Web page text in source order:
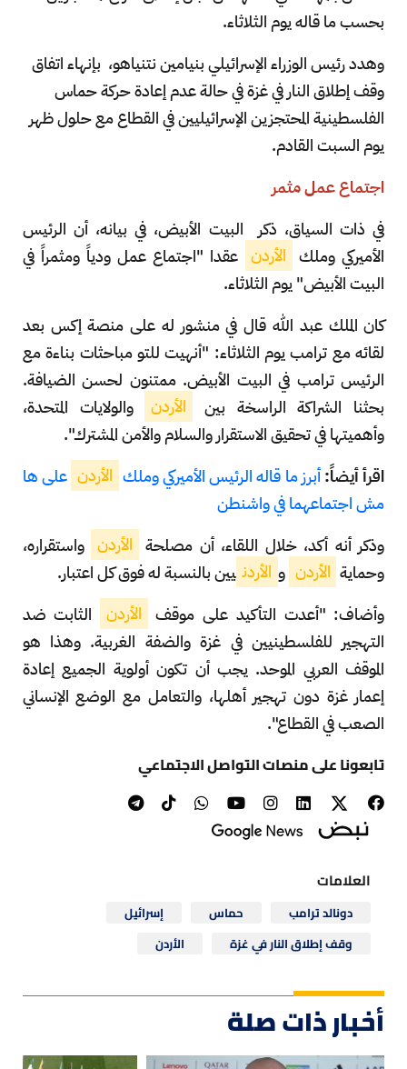
بحسب ما قاله يوم الثلاثاء.
وهدد رئيس الوزراء الإسرائيلي بنيامين نتنياهو، بإنهاء اتفاق
وقف إطلاق النار في غزة في حالة عدم إعادة حركة حماس
الفلسطينية المحتجزين الإسرائيليين في القطاع مع حلول ظهر
يوم السبت القادم.
اجتماع عمل مثمر
في ذات السياق، ذكر البيت الأبيض، في بيانه، أن الرئيس
الأميركي وملك الأردن عقدا "اجتماع عمل ودياً ومثمراً في
البيت الأبيض" يوم الثلاثاء.
كان الملك عبد الله قال في منشور له على منصة إكس بعد
لقائه مع ترامب يوم الثلاثاء: "أنهيت للتو مباحثات بناءة مع
الرئيس ترامب في البيت الأبيض. ممتنون لحسن الضيافة.
بحثنا الشراكة الراسخة بين
الأردن
والولايات المتحدة،
وأهميتها في تحقيق الاستقرار والسلام والأمن المشترك".
اقرأ أيضاً:أبرز ما قاله الرئيس الأميركي وملك الأردن على ها
مش اجتماعهما في واشنطن
وذكر أنه أكد، خلال اللقاء، أن مصلحة الأردن واستقراره،
وحماية الأردن و الأردن يين بالنسبة له فوق كل اعتبار.
وأضاف: "أعدت التأكيد على موقف الأردن
الثابت ضد
التهجير للفلسطينيين في غزة والضفة الغربية. وهذا هو
الموقف العربي الموحد. يجب أن تكون أولوية الجميع إعادة
إعمار غزة دون تهجير أهلها، والتعامل مع الوضع الإنساني
الصعب في القطاع".
تابعونا على منصات التواصل الاجتماعي
العلامات
دونالد ترامب حماس
إسرائيل
وقف إطلاق النار في غزة
الأردن
أخبار ذات صلة